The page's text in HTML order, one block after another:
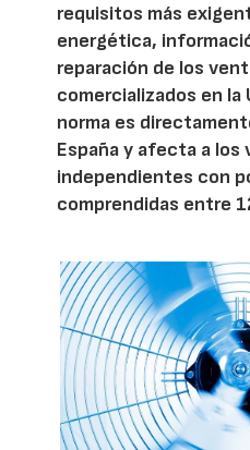
requisitos más
energética,
reparación de los
comercializados en la
norma es
España y afecta a los
independientes con
comprendidas entre